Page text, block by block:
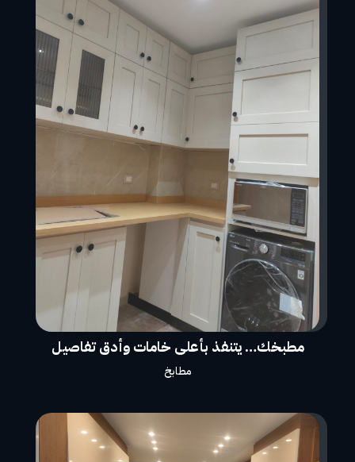
مطبخك… يتنفذ بأعلى خامات وأدق تفاصيل
مطابخ